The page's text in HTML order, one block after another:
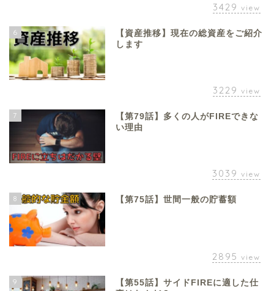
3429 view
6
【資産推移】現在の総資産をご紹介
します
3229 view
7
【第79話】多くの人がFIREできな
い理由
3039 view
8 【第75話】世間一般の貯蓄額
2895 view
9
【第55話】サイドFIREに適した仕